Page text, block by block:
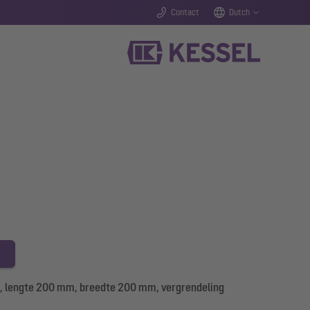
Contact Dutch
lengte 200 mm, breedte 200 mm, vergrendeling